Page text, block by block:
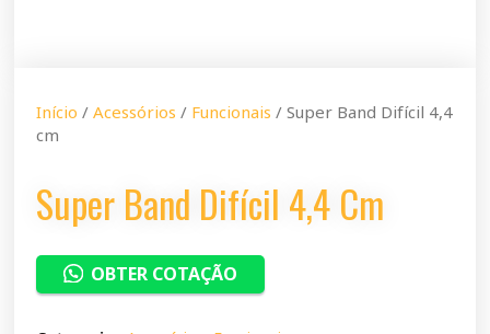
Início /Acessórios / Funcionais / Super Band Difícil 4,4
cm
Super Band Difícil 4,4 Cm
OBTER COTAÇÃO